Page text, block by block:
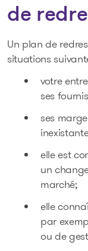
de
Un plan de
situations
votre
ses
ses
elle est
un
marché;
elle
par
ou de